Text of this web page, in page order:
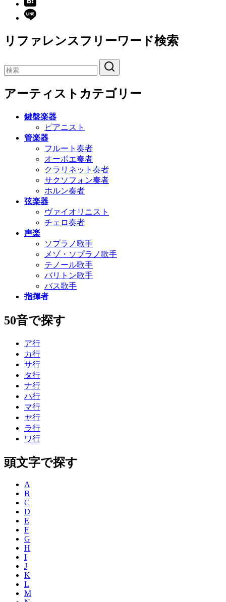
リファレンスフリーワード検索
アーティストカテゴリー
鍵盤楽器
ピアニスト
管楽器
フルート奏者
オーボエ奏者
クラリネット奏者
サクソフォン奏者
ホルン奏者
弦楽器
ヴァイオリニスト
チェロ奏者
声楽
ソプラノ歌手
メゾ・ソプラノ歌手
テノール歌手
バリトン歌手
バス歌手
指揮者
50音で探す
ア行
カ行
サ行
タ行
ナ行
ハ行
マ行
ヤ行
ラ行
ワ行
頭文字で探す
A
B
C
D
E
F
G
H
I
J
K
L
M